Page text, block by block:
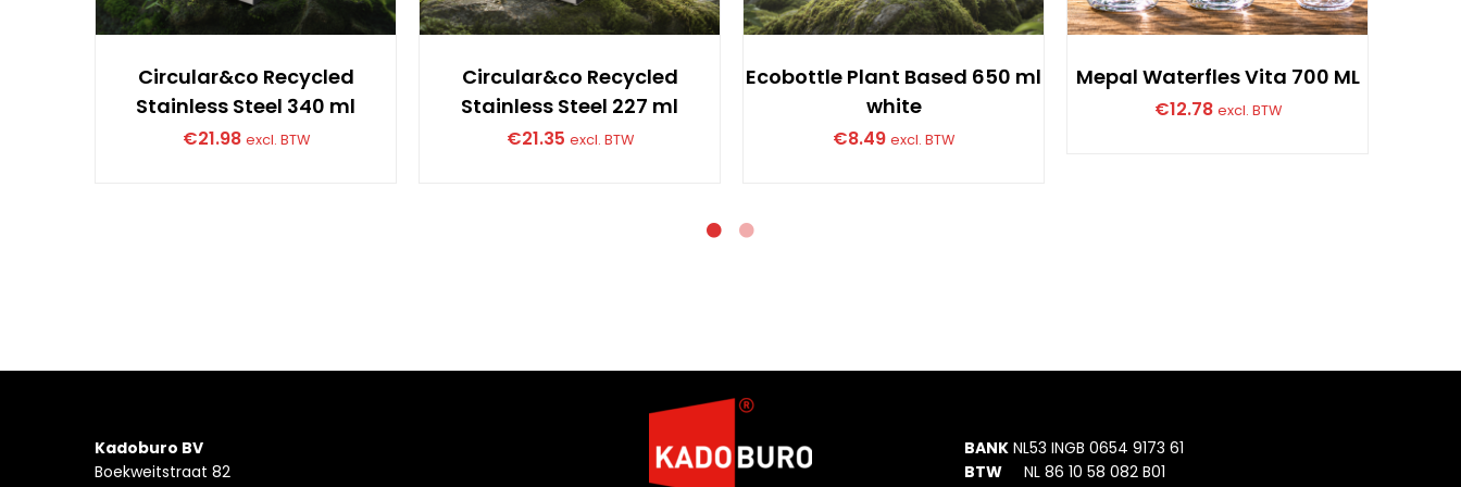
Circular&co Recycled
Stainless Steel 340 ml
€21.98 excl. BTW
Circular&co Recycled
Stainless Steel 227 ml
€21.35 excl. BTW
Ecobottle Plant Based 650 ml
white
€8.49 excl. BTW
Mepal Waterfles Vita 700 ML
€12.78 excl. BTW
Kadoburo BV
Boekweitstraat 82
BANK NL53 INGB 0654 9173 61
BTW NL 86 10 58 082 B01